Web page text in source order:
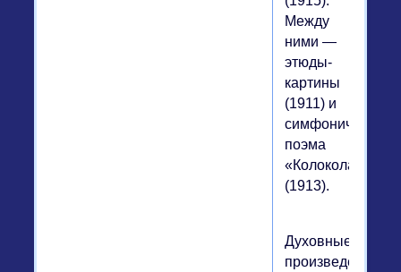
Между
ними —
этюды-
картины
(1911) и
симфоническая
поэма
«Колокола»
(1913).
Духовные
произведения